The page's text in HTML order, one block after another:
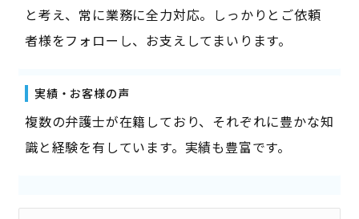
と考え、常に業務に全力対応。しっかりとご依頼
者様をフォローし、お支えしてまいります。
実績・お客様の声
複数の弁護士が在籍しており、それぞれに豊かな知
識と経験を有しています。実績も豊富です。